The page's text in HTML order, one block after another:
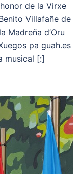
de la Virxe
Villafañe de
Madreña d’Oru
pa guah.es
musical [:]